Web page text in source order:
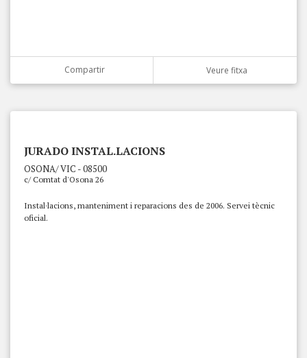
Compartir Veure fitxa
JURADO INSTAL.LACIONS
OSONA/ VIC - 08500
c/ Comtat d'Osona 26
Instal·lacions, manteniment i reparacions des de 2006. Servei tècnic
oficial.